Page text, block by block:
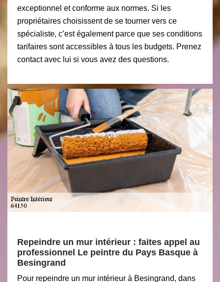
exceptionnel et conforme aux normes. Si les
propriétaires choisissent de se tourner vers ce
spécialiste, c’est également parce que ses conditions
tarifaires sont accessibles à tous les budgets. Prenez
contact avec lui si vous avez des questions.
Repeindre un mur intérieur : faites appel au
professionnel Le peintre du Pays Basque à
Besingrand
Pour repeindre un mur intérieur à Besingrand, dans